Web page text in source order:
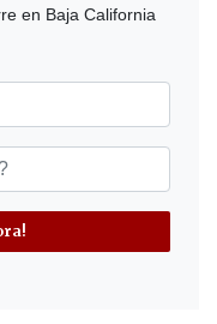
en Baja California